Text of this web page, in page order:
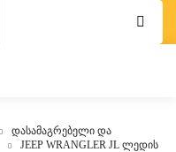
დასამაგრებელი და
JEEP WRANGLER JL ლედის